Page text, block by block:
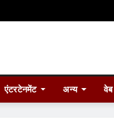
एंटरटेनमेंट अन्य वेब